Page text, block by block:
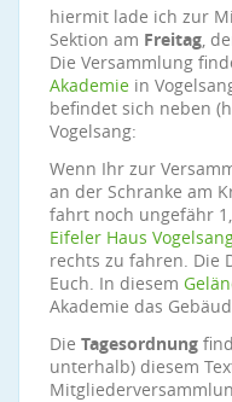
hiermit lade ich zur
Sektion am Freitag,
Die Versammlung
Akademie in
befindet sich neben
Vogelsang:
Wenn Ihr zur
an der Schranke am
fahrt noch ungefähr
Eifeler Haus
rechts zu fahren. Die
Euch. In diesem
Akademie das
Die Tagesordnung
unterhalb) diesem